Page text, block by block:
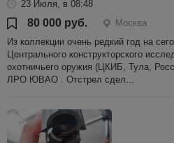
23 Июля, в 08:48
80 000 руб.
Москва
Из коллекции очень редкий год на
Центрального конструкторского
охотничьего оружия (ЦКИБ, Тула,
ЛРО ЮВАО . Отстрел сдел...